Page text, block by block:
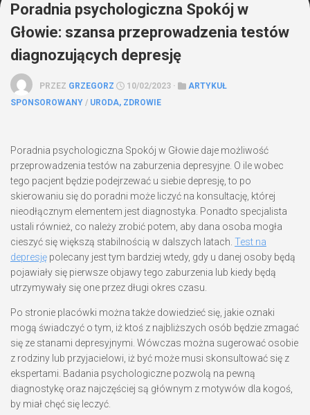
Poradnia psychologiczna Spokój w
Głowie: szansa przeprowadzenia testów
diagnozujących depresję
PRZEZ GRZEGORZ 10/02/2023 ·
ARTYKUŁ
SPONSOROWANY / URODA, ZDROWIE
Poradnia psychologiczna Spokój w Głowie daje możliwość
przeprowadzenia testów na zaburzenia depresyjne. O ile wobec
tego pacjent będzie podejrzewać u siebie depresję, to po
skierowaniu się do poradni może liczyć na konsultację, której
nieodłącznym elementem jest diagnostyka. Ponadto specjalista
ustali również, co należy zrobić potem, aby dana osoba mogła
cieszyć się większą stabilnością w dalszych latach. Test na
depresję polecany jest tym bardziej wtedy, gdy u danej osoby będą
pojawiały się pierwsze objawy tego zaburzenia lub kiedy będą
utrzymywały się one przez długi okres czasu.
Po stronie placówki można także dowiedzieć się, jakie oznaki
mogą świadczyć o tym, iż ktoś z najbliższych osób będzie zmagać
się ze stanami depresyjnymi. Wówczas można sugerować osobie
z rodziny lub przyjacielowi, iż być może musi skonsultować się z
ekspertami. Badania psychologiczne pozwolą na pewną
diagnostykę oraz najczęściej są głównym z motywów dla kogoś,
by miał chęć się leczyć.